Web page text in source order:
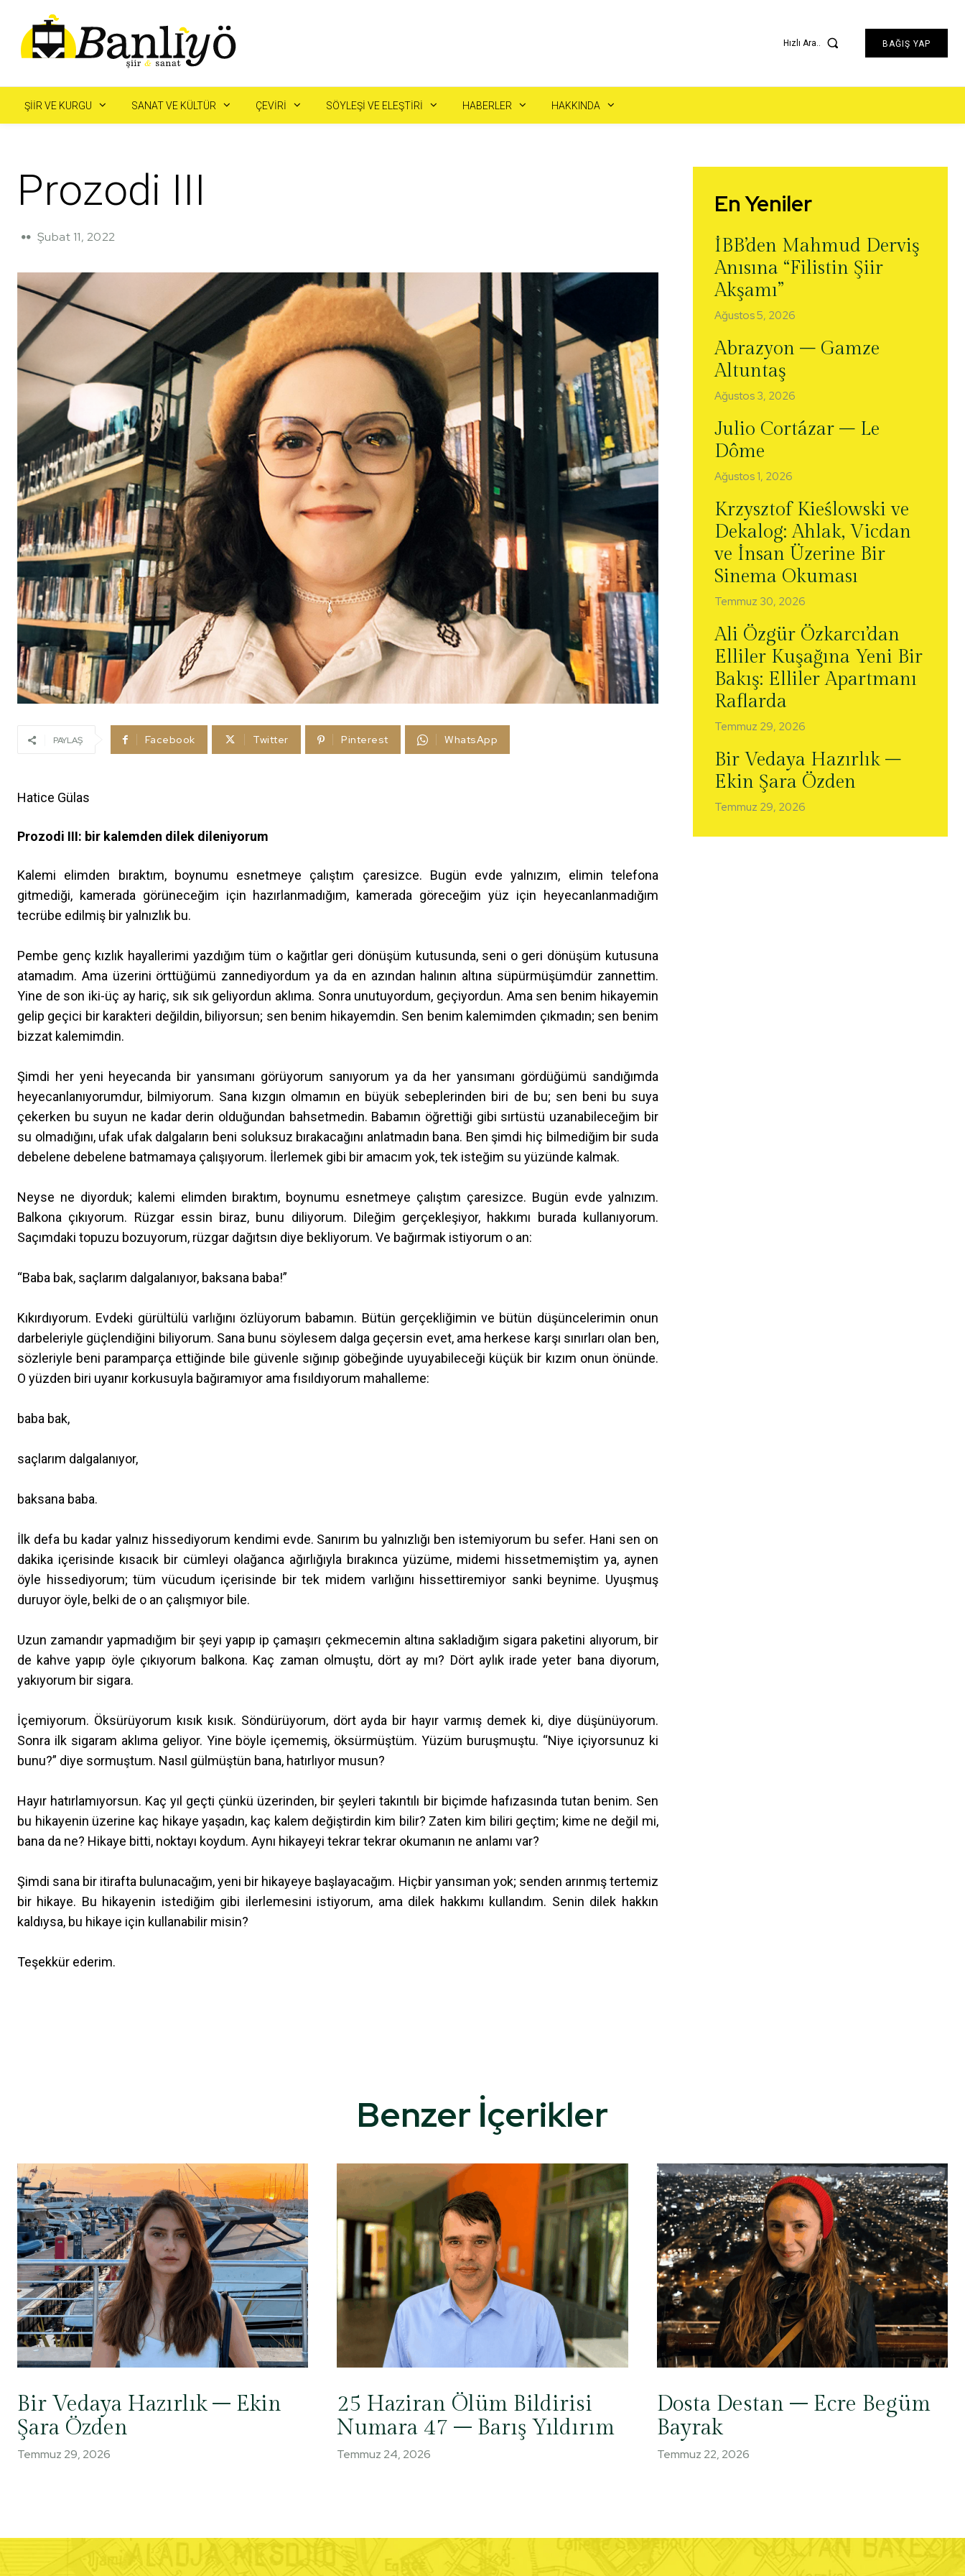
Hızlı Ara.. BAĞIŞ YAP
ŞIIR VE KURGU SANAT VE KÜLTÜR ÇEVIRI SÖYLEŞI VE ELEŞTIRI HABERLER HAKKINDA
Prozodi III
Şubat 11, 2022
PAYLAŞ Facebook Twitter Pinterest WhatsApp
Hatice Gülas
Prozodi III: bir kalemden dilek dileniyorum
Kalemi elimden bıraktım, boynumu esnetmeye çalıştım çaresizce. Bugün evde yalnızım, elimin telefona
gitmediği, kamerada görüneceğim için hazırlanmadığım, kamerada göreceğim yüz için heyecanlanmadığım
tecrübe edilmiş bir yalnızlık bu.
Pembe genç kızlık hayallerimi yazdığım tüm o kağıtlar geri dönüşüm kutusunda, seni o geri dönüşüm kutusuna
atamadım. Ama üzerini örttüğümü zannediyordum ya da en azından halının altına süpürmüşümdür zannettim.
Yine de son iki-üç ay hariç, sık sık geliyordun aklıma. Sonra unutuyordum, geçiyordun. Ama sen benim hikayemin
gelip geçici bir karakteri değildin, biliyorsun; sen benim hikayemdin. Sen benim kalemimden çıkmadın; sen benim
bizzat kalemimdin.
Şimdi her yeni heyecanda bir yansımanı görüyorum sanıyorum ya da her yansımanı gördüğümü sandığımda
heyecanlanıyorumdur, bilmiyorum. Sana kızgın olmamın en büyük sebeplerinden biri de bu; sen beni bu suya
çekerken bu suyun ne kadar derin olduğundan bahsetmedin. Babamın öğrettiği gibi sırtüstü uzanabileceğim bir
su olmadığını, ufak ufak dalgaların beni soluksuz bırakacağını anlatmadın bana. Ben şimdi hiç bilmediğim bir suda
debelene debelene batmamaya çalışıyorum. İlerlemek gibi bir amacım yok, tek isteğim su yüzünde kalmak.
Neyse ne diyorduk; kalemi elimden bıraktım, boynumu esnetmeye çalıştım çaresizce. Bugün evde yalnızım.
Balkona çıkıyorum. Rüzgar essin biraz, bunu diliyorum. Dileğim gerçekleşiyor, hakkımı burada kullanıyorum.
Saçımdaki topuzu bozuyorum, rüzgar dağıtsın diye bekliyorum. Ve bağırmak istiyorum o an:
“Baba bak, saçlarım dalgalanıyor, baksana baba!”
Kıkırdıyorum. Evdeki gürültülü varlığını özlüyorum babamın. Bütün gerçekliğimin ve bütün düşüncelerimin onun
darbeleriyle güçlendiğini biliyorum. Sana bunu söylesem dalga geçersin evet, ama herkese karşı sınırları olan ben,
sözleriyle beni paramparça ettiğinde bile güvenle sığınıp göbeğinde uyuyabileceği küçük bir kızım onun önünde.
O yüzden biri uyanır korkusuyla bağıramıyor ama fısıldıyorum mahalleme:
baba bak,
saçlarım dalgalanıyor,
baksana baba.
İlk defa bu kadar yalnız hissediyorum kendimi evde. Sanırım bu yalnızlığı ben istemiyorum bu sefer. Hani sen on
dakika içerisinde kısacık bir cümleyi olağanca ağırlığıyla bırakınca yüzüme, midemi hissetmemiştim ya, aynen
öyle hissediyorum; tüm vücudum içerisinde bir tek midem varlığını hissettiremiyor sanki beynime. Uyuşmuş
duruyor öyle, belki de o an çalışmıyor bile.
Uzun zamandır yapmadığım bir şeyi yapıp ip çamaşırı çekmecemin altına sakladığım sigara paketini alıyorum, bir
de kahve yapıp öyle çıkıyorum balkona. Kaç zaman olmuştu, dört ay mı? Dört aylık irade yeter bana diyorum,
yakıyorum bir sigara.
İçemiyorum. Öksürüyorum kısık kısık. Söndürüyorum, dört ayda bir hayır varmış demek ki, diye düşünüyorum.
Sonra ilk sigaram aklıma geliyor. Yine böyle içememiş, öksürmüştüm. Yüzüm buruşmuştu. “Niye içiyorsunuz ki
bunu?” diye sormuştum. Nasıl gülmüştün bana, hatırlıyor musun?
Hayır hatırlamıyorsun. Kaç yıl geçti çünkü üzerinden, bir şeyleri takıntılı bir biçimde hafızasında tutan benim. Sen
bu hikayenin üzerine kaç hikaye yaşadın, kaç kalem değiştirdin kim bilir? Zaten kim biliri geçtim; kime ne değil mi,
bana da ne? Hikaye bitti, noktayı koydum. Aynı hikayeyi tekrar tekrar okumanın ne anlamı var?
Şimdi sana bir itirafta bulunacağım, yeni bir hikayeye başlayacağım. Hiçbir yansıman yok; senden arınmış tertemiz
bir hikaye. Bu hikayenin istediğim gibi ilerlemesini istiyorum, ama dilek hakkımı kullandım. Senin dilek hakkın
kaldıysa, bu hikaye için kullanabilir misin?
Teşekkür ederim.
En Yeniler
İBB’den Mahmud Derviş
Anısına “Filistin Şiir
Akşamı”
Ağustos 5, 2026
Abrazyon – Gamze
Altuntaş
Ağustos 3, 2026
Julio Cortázar – Le
Dôme
Ağustos 1, 2026
Krzysztof Kieślowski ve
Dekalog: Ahlak, Vicdan
ve İnsan Üzerine Bir
Sinema Okuması
Temmuz 30, 2026
Ali Özgür Özkarcı’dan
Elliler Kuşağına Yeni Bir
Bakış: Elliler Apartmanı
Raflarda
Temmuz 29, 2026
Bir Vedaya Hazırlık –
Ekin Şara Özden
Temmuz 29, 2026
Benzer İçerikler
Bir Vedaya Hazırlık – Ekin
Şara Özden
Temmuz 29, 2026
25 Haziran Ölüm Bildirisi
Numara 47 – Barış Yıldırım
Temmuz 24, 2026
Dosta Destan – Ecre Begüm
Bayrak
Temmuz 22, 2026